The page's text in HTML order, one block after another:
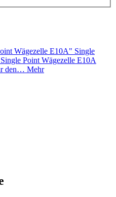
Wägezelle E10A" Single
Point Wägezelle E10A
den… Mehr